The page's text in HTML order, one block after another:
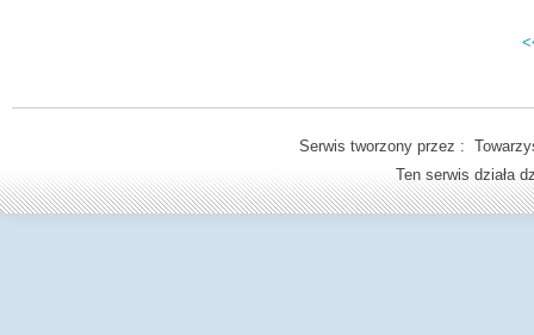
Serwis tworzony przez :
Ten serwis działa